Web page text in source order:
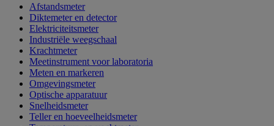
Afstandsmeter
Diktemeter en detector
Elektriciteitsmeter
Industriële weegschaal
Krachtmeter
Meetinstrument voor laboratoria
Meten en markeren
Omgevingsmeter
Optische apparatuur
Snelheidsmeter
Teller en hoeveelheidsmeter